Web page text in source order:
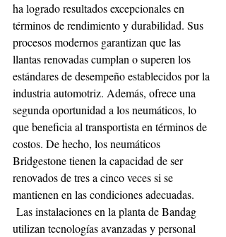
ha logrado resultados excepcionales en
términos de rendimiento y durabilidad. Sus
procesos modernos garantizan que las
llantas renovadas cumplan o superen los
estándares de desempeño establecidos por la
industria automotriz. Además, ofrece una
segunda oportunidad a los neumáticos, lo
que beneficia al transportista en términos de
costos. De hecho, los neumáticos
Bridgestone tienen la capacidad de ser
renovados de tres a cinco veces si se
mantienen en las condiciones adecuadas.
Las instalaciones en la planta de Bandag
utilizan tecnologías avanzadas y personal